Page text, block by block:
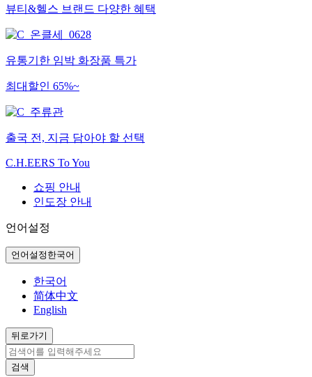
뷰티&헬스 브랜드 다양한 혜택
유통기한 임박 화장품 특가
최대할인 65%~
출국 전, 지금 담아야 할 선택
C.H.EERS To You
쇼핑 안내
인도장 안내
언어설정
언어설정 한국어
한국어
简体中文
English
뒤로가기
검색